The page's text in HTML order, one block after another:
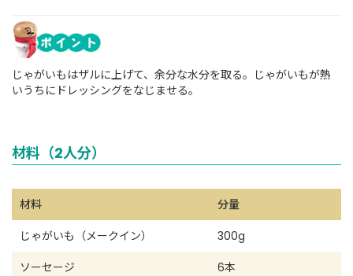
じゃがいもはザルに上げて、余分な水分を取る。じゃがいもが熱
いうちにドレッシングをなじませる。
材料（2人分）
材料
分量
じゃがいも（メークイン）
300g
ソーセージ
6本